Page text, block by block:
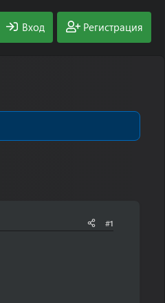
Вход Регистрация
#1